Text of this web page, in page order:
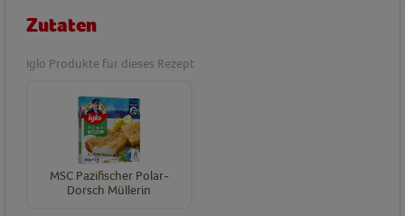
Zutaten
Iglo Produkte für dieses Rezept
MSC Pazifischer Polar-
Dorsch Müllerin